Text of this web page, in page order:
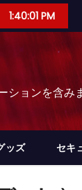
1:40:04 PM
ションを含み
ッズ セキ